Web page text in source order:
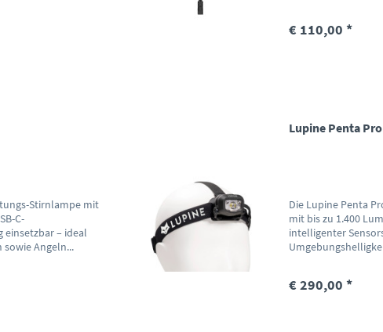
€ 110,00 *
Stirnlampe mit
C-
einsetzbar – ideal
sowie Angeln...
Lupine Penta Pro
Die Lupine Penta
mit bis zu 1.400
intelligenter
€ 290,00 *